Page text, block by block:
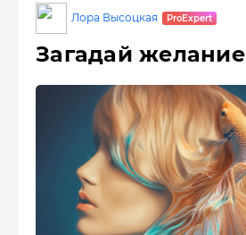
Лора Высоцкая
Загадай желание